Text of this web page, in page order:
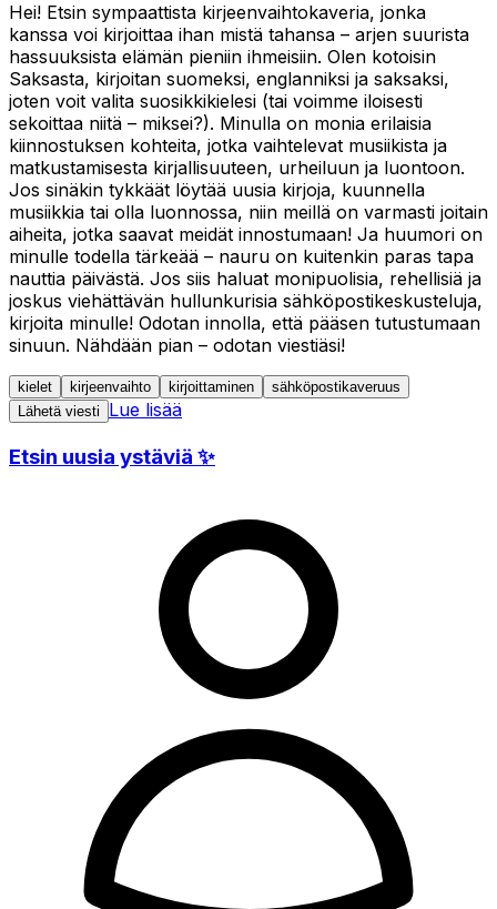
Hei! Etsin sympaattista kirjeenvaihtokaveria, jonka
kanssa voi kirjoittaa ihan mistä tahansa – arjen suurista
hassuuksista elämän pieniin ihmeisiin. Olen kotoisin
Saksasta, kirjoitan suomeksi, englanniksi ja saksaksi,
joten voit valita suosikkikielesi (tai voimme iloisesti
sekoittaa niitä – miksei?). Minulla on monia erilaisia
kiinnostuksen kohteita, jotka vaihtelevat musiikista ja
matkustamisesta kirjallisuuteen, urheiluun ja luontoon.
Jos sinäkin tykkäät löytää uusia kirjoja, kuunnella
musiikkia tai olla luonnossa, niin meillä on varmasti joitain
aiheita, jotka saavat meidät innostumaan! Ja huumori on
minulle todella tärkeää – nauru on kuitenkin paras tapa
nauttia päivästä. Jos siis haluat monipuolisia, rehellisiä ja
joskus viehättävän hullunkurisia sähköpostikeskusteluja,
kirjoita minulle! Odotan innolla, että pääsen tutustumaan
sinuun. Nähdään pian – odotan viestiäsi!
kielet kirjeenvaihto kirjoittaminen
sähköpostikaveruus
Lähetä viesti
Lue lisää
Etsin uusia ystäviä ✨